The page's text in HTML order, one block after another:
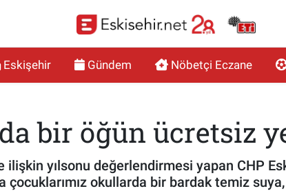
Eskişehir Gündem Nöbetçi Eczane
bir öğün ücretsiz
yılsonu değerlendirmesi yapan CHP
çocuklarımız okullarda bir bardak temiz